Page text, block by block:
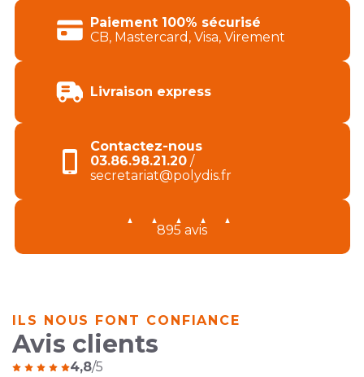
Paiement 100% sécurisé
CB, Mastercard, Visa, Virement
Livraison express
Contactez-nous
03.86.98.21.20 /
secretariat@polydis.fr
895 avis
ILS NOUS FONT CONFIANCE
Avis clients
4,8/5